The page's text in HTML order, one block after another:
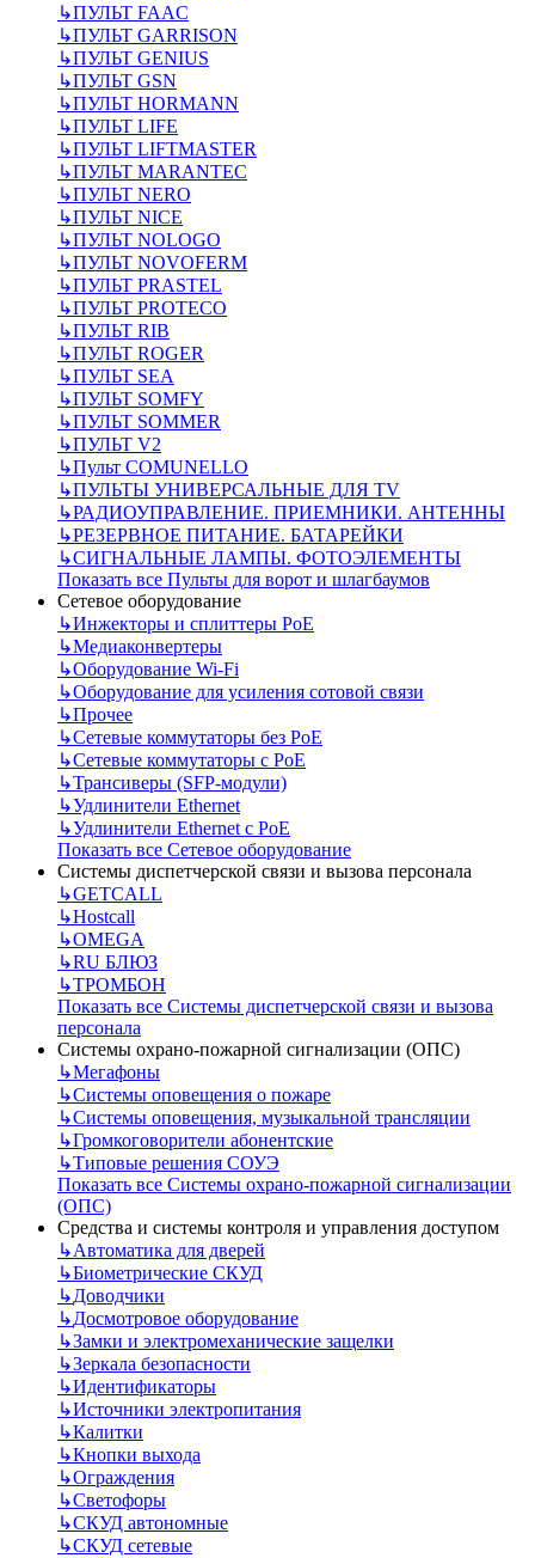
↳ПУЛЬТ FAAC
↳ПУЛЬТ GARRISON
↳ПУЛЬТ GENIUS
↳ПУЛЬТ GSN
↳ПУЛЬТ HORMANN
↳ПУЛЬТ LIFE
↳ПУЛЬТ LIFTMASTER
↳ПУЛЬТ MARANTEC
↳ПУЛЬТ NERO
↳ПУЛЬТ NICE
↳ПУЛЬТ NOLOGO
↳ПУЛЬТ NOVOFERM
↳ПУЛЬТ PRASTEL
↳ПУЛЬТ PROTECO
↳ПУЛЬТ RIB
↳ПУЛЬТ ROGER
↳ПУЛЬТ SEA
↳ПУЛЬТ SOMFY
↳ПУЛЬТ SOMMER
↳ПУЛЬТ V2
↳Пульт СOMUNELLO
↳ПУЛЬТЫ УНИВЕРСАЛЬНЫЕ ДЛЯ TV
↳РАДИОУПРАВЛЕНИЕ. ПРИЕМНИКИ. АНТЕННЫ
↳РЕЗЕРВНОЕ ПИТАНИЕ. БАТАРЕЙКИ
↳СИГНАЛЬНЫЕ ЛАМПЫ. ФОТОЭЛЕМЕНТЫ
Показать все Пульты для ворот и шлагбаумов
Сетевое оборудование
↳Инжекторы и сплиттеры РоЕ
↳Медиаконвертеры
↳Оборудование Wi-Fi
↳Оборудование для усиления сотовой связи
↳Прочее
↳Сетевые коммутаторы без РоЕ
↳Сетевые коммутаторы с РоЕ
↳Трансиверы (SFP-модули)
↳Удлинители Ethernet
↳Удлинители Ethernet с PoE
Показать все Сетевое оборудование
Системы диспетчерской связи и вызова персонала
↳GETCALL
↳Hostcall
↳OMEGA
↳RU БЛЮЗ
↳ТРОМБОН
Показать все Системы диспетчерской связи и вызова
персонала
Системы охрано-пожарной сигнализации (ОПС)
↳Мегафоны
↳Системы оповещения о пожаре
↳Системы оповещения, музыкальной трансляции
↳Громкоговорители абонентские
↳Типовые решения СОУЭ
Показать все Системы охрано-пожарной сигнализации
(ОПС)
Средства и системы контроля и управления доступом
↳Автоматика для дверей
↳Биометрические СКУД
↳Доводчики
↳Досмотровое оборудование
↳Замки и электромеханические защелки
↳Зеркала безопасности
↳Идентификаторы
↳Источники электропитания
↳Калитки
↳Кнопки выхода
↳Ограждения
↳Светофоры
↳СКУД автономные
↳СКУД сетевые